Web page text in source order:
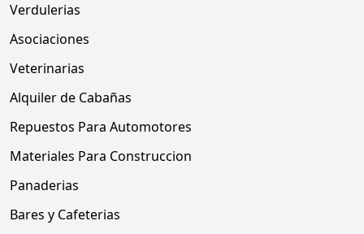
Verdulerias
Asociaciones
Veterinarias
Alquiler de Cabañas
Repuestos Para Automotores
Materiales Para Construccion
Panaderias
Bares y Cafeterias